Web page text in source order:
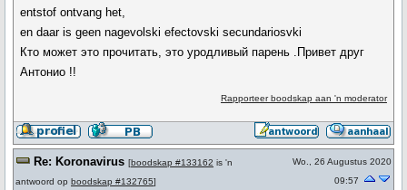
entstof ontvang het,
en daar is geen nagevolski efectovski secundariosvki
Кто может это прочитать, это уродливый парень .Привет друг
Антонио !!
Rapporteer boodskap aan 'n moderator
Re: Koronavirus [boodskap #133162 is 'n
antwoord op boodskap #132765]
Wo., 26 Augustus 2020
09:57